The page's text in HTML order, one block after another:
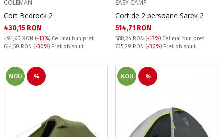
COLEMAN
Cort Bedrock 2
Текуща цена:
430,15 RON
491,60 RON (-13%) Cel mai bun pret
Pret obisnuit:
614,50 RON (-30%) Pret obisnuit
EASY CAMP
Cort de 2 persoane Sarek 2
Текуща цена:
514,71 RON
588,24 RON (-13%) Cel mai bun pret
Pret obisnuit:
735,29 RON (-30%) Pret obisnuit
NOU % NOU %